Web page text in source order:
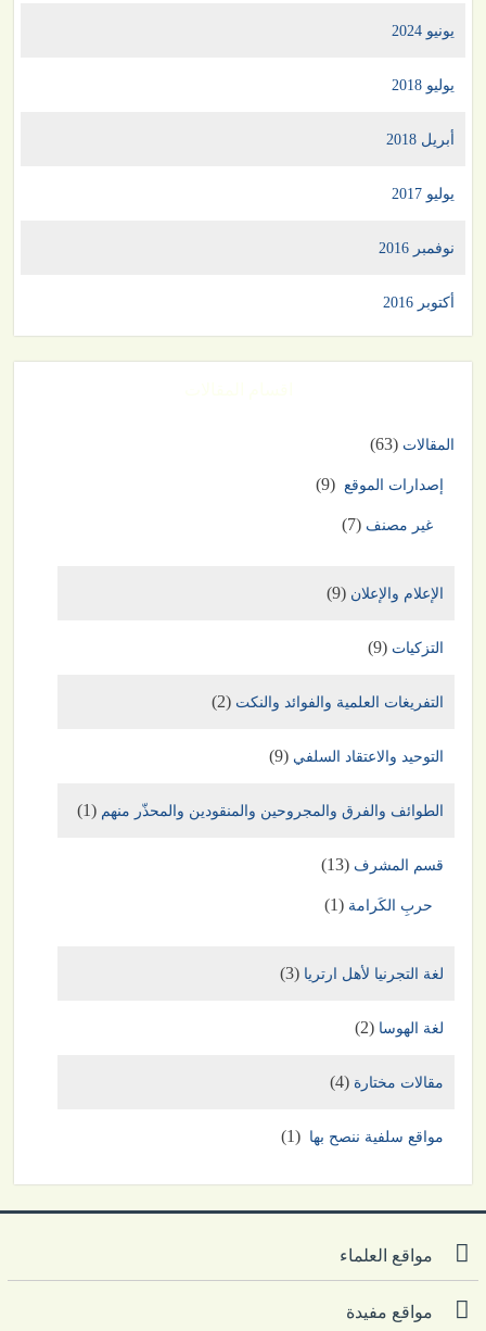
يونيو 2024
يوليو 2018
أبريل 2018
يوليو 2017
نوفمبر 2016
أكتوبر 2016
المقالات (63)
إصدارات الموقع (9)
غير مصنف (7)
الإعلام والإعلان (9)
التزكيات (9)
التفريغات العلمية والفوائد والنكت (2)
التوحيد والاعتقاد السلفي (9)
الطوائف والفرق والمجروحين والمنقودين والمحذّر منهم (1)
قسم المشرف (13)
حربِ الكَرامة (1)
لغة التجرنيا لأهل ارتريا (3)
لغة الهوسا (2)
مقالات مختارة (4)
مواقع سلفية ننصح بها (1)
مواقع العلماء
مواقع مفيدة